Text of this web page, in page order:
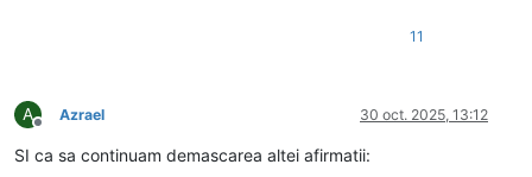
11
A
Deconectat
Azrael 30 oct. 2025, 13:12
SI ca sa continuam demascarea altei afirmatii: